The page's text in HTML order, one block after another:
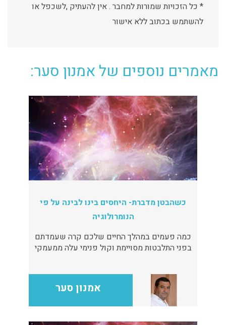
* כל הזכויות שמורות למחבר . אין להעתיק ,לשכפל או
להשתמש בכתוב ללא אישור
מאמרים נוספים של אמנון סער:
כשהבטן מדברת- היחסים בינו לבינה על פי
הנומרולוגיה
כמה פעמים במהלך החיים שלכם קרה שעמדתם
בפני התלבטות מסויימת וקול פנימי עלה ממעמקי
היה זה .והנה ,בראיון מסויים ישבתם מול המראיין
ועלתה בכם תחושה טובה שאתם מתחברים אליו
ומתחברים למקום העבודה הזה ,דבר מה באנרגיה
אמנון סער